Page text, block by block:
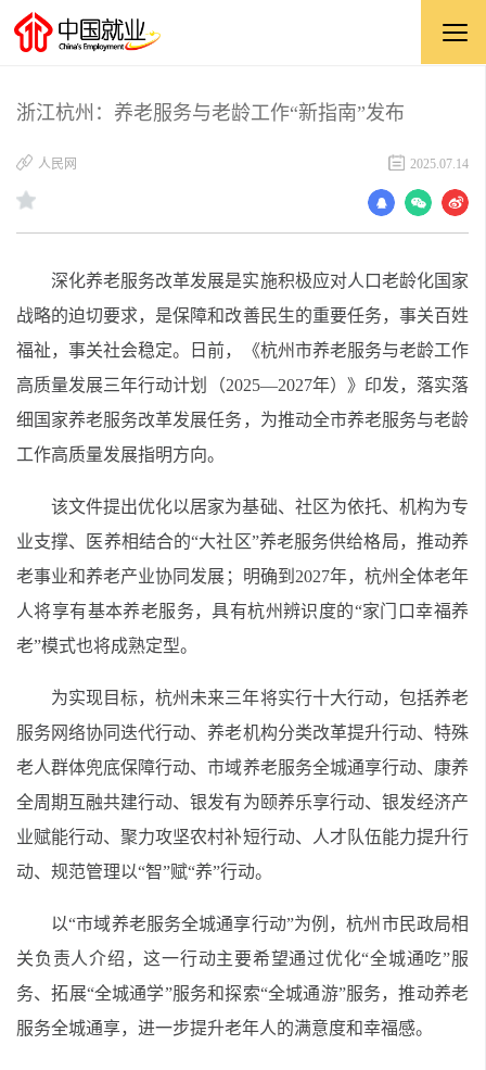
浙江杭州：养老服务与老龄工作“新指南”发布
​人民网 2025.07.14
深化养老服务改革发展是实施积极应对人口老龄化国家
战略的迫切要求，是保障和改善民生的重要任务，事关百姓
福祉，事关社会稳定。日前，《杭州市养老服务与老龄工作
高质量发展三年行动计划（2025—2027年）》印发，落实落
细国家养老服务改革发展任务，为推动全市养老服务与老龄
工作高质量发展指明方向。
该文件提出优化以居家为基础、社区为依托、机构为专
业支撑、医养相结合的“大社区”养老服务供给格局，推动养
老事业和养老产业协同发展；明确到2027年，杭州全体老年
人将享有基本养老服务，具有杭州辨识度的“家门口幸福养
老”模式也将成熟定型。
为实现目标，杭州未来三年将实行十大行动，包括养老
服务网络协同迭代行动、养老机构分类改革提升行动、特殊
老人群体兜底保障行动、市域养老服务全城通享行动、康养
全周期互融共建行动、银发有为颐养乐享行动、银发经济产
业赋能行动、聚力攻坚农村补短行动、人才队伍能力提升行
动、规范管理以“智”赋“养”行动。
以“市域养老服务全城通享行动”为例，杭州市民政局相
关负责人介绍，这一行动主要希望通过优化“全城通吃”服
务、拓展“全城通学”服务和探索“全城通游”服务，推动养老
服务全城通享，进一步提升老年人的满意度和幸福感。